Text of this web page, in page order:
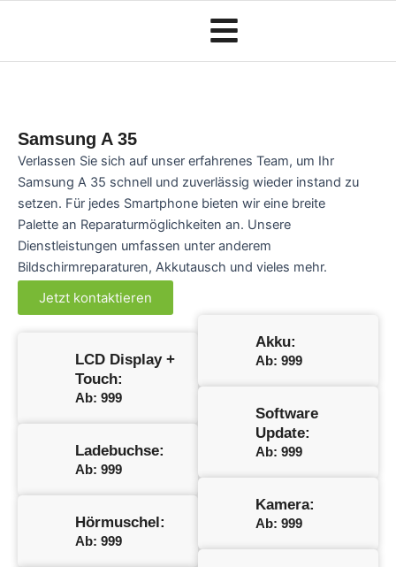
Samsung A 35
Verlassen Sie sich auf unser erfahrenes Team, um Ihr
Samsung A 35 schnell und zuverlässig wieder instand zu
setzen. Für jedes Smartphone bieten wir eine breite
Palette an Reparaturmöglichkeiten an. Unsere
Dienstleistungen umfassen unter anderem
Bildschirmreparaturen, Akkutausch und vieles mehr.
Jetzt kontaktieren
LCD Display +
Touch:
Ab: 999
Ladebuchse:
Ab: 999
Hörmuschel:
Ab: 999
Akku:
Ab: 999
Software
Update:
Ab: 999
Kamera:
Ab: 999